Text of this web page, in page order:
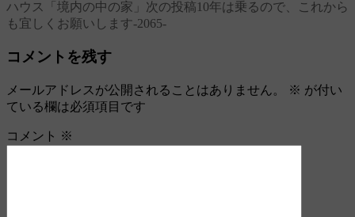
稿
ゲ
シ
ハウス「境内の中の家」 次の投稿10年は乗るので、これから
も宜しくお願いします‐2065‐
コメントを残す
メールアドレスが公開されることはありません。 ※ が付い
ている欄は必須項目です
コメント ※